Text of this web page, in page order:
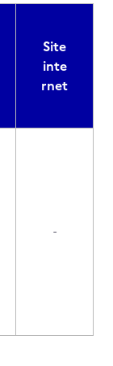
Site
inte
rnet
-